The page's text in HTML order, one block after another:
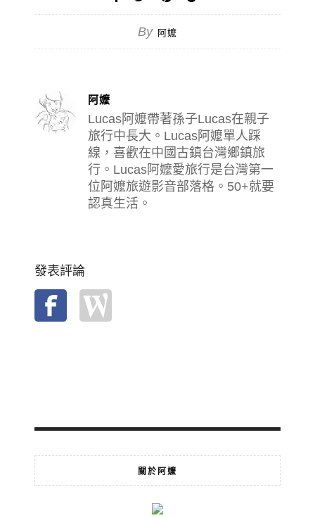
By 阿嬤
阿嬤
Lucas阿嬤帶著孫子Lucas在親子
旅行中長大。Lucas阿嬤單人踩
線，喜歡在中國古鎮台灣鄉鎮旅
行。Lucas阿嬤愛旅行是台灣第一
位阿嬤旅遊影音部落格。50+就要
認真生活。
發表評論
關於阿嬤